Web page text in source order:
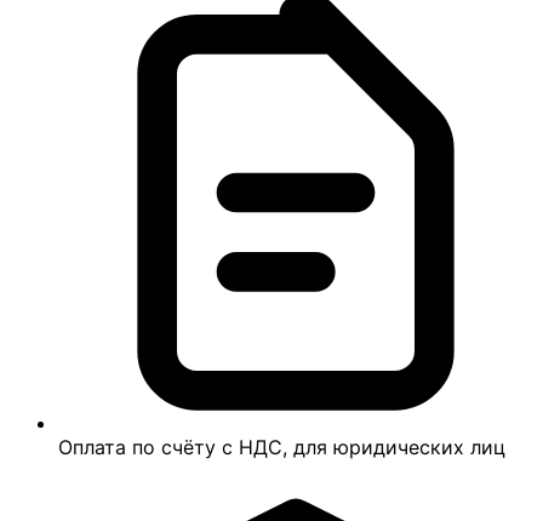
Оплата по счёту с НДС, для юридических лиц